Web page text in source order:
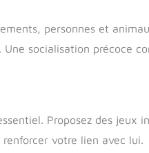
personnes et
socialisation précoce
Proposez des jeux
votre lien avec lui.